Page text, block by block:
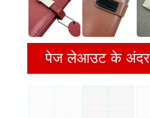
पेज लेआउट के अंदर